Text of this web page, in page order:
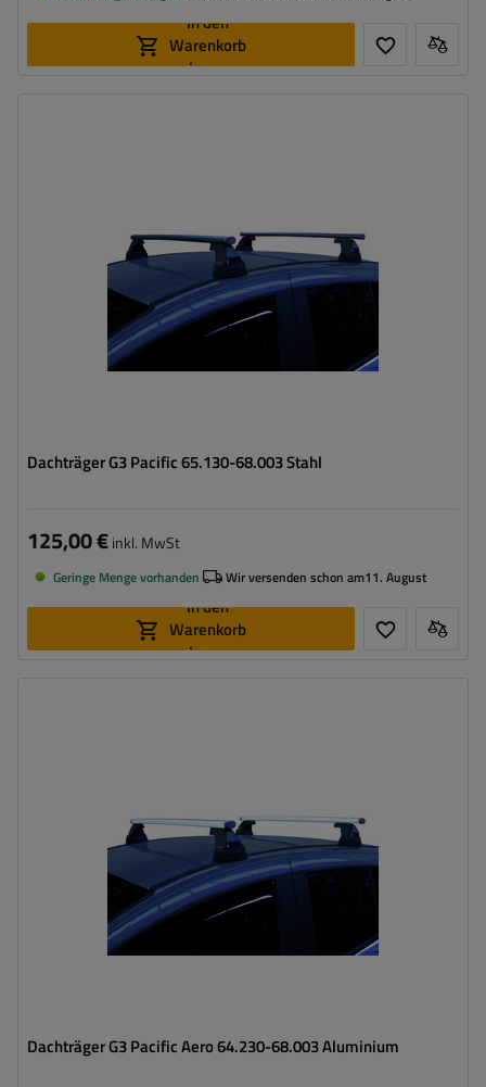
In den
Warenkorb
legen
Dachträger G3 Pacific 65.130-68.003 Stahl
125,00 €inkl. MwSt
Geringe Menge vorhanden Wir versenden schon am11. August
In den
Warenkorb
legen
Dachträger G3 Pacific Aero 64.230-68.003 Aluminium